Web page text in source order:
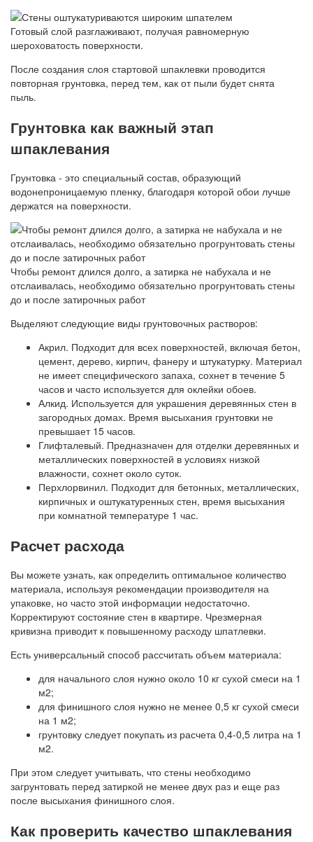
Готовый слой разглаживают, получая равномерную
шероховатость поверхности.
После создания слоя стартовой шпаклевки проводится
повторная грунтовка, перед тем, как от пыли будет снята
пыль.
Грунтовка как важный этап
шпаклевания
Грунтовка - это специальный состав, образующий
водонепроницаемую пленку, благодаря которой обои лучше
держатся на поверхности.
Чтобы ремонт длился долго, а затирка не набухала и не
отслаивалась, необходимо обязательно прогрунтовать стены
до и после затирочных работ
Выделяют следующие виды грунтовочных растворов:
Акрил. Подходит для всех поверхностей, включая бетон,
цемент, дерево, кирпич, фанеру и штукатурку. Материал
не имеет специфического запаха, сохнет в течение 5
часов и часто используется для оклейки обоев.
Алкид. Используется для украшения деревянных стен в
загородных домах. Время высыхания грунтовки не
превышает 15 часов.
Глифталевый. Предназначен для отделки деревянных и
металлических поверхностей в условиях низкой
влажности, сохнет около суток.
Перхлорвинил. Подходит для бетонных, металлических,
кирпичных и оштукатуренных стен, время высыхания
при комнатной температуре 1 час.
Расчет расхода
Вы можете узнать, как определить оптимальное количество
материала, используя рекомендации производителя на
упаковке, но часто этой информации недостаточно.
Корректируют состояние стен в квартире. Чрезмерная
кривизна приводит к повышенному расходу шпатлевки.
Есть универсальный способ рассчитать объем материала:
для начального слоя нужно около 10 кг сухой смеси на 1
м2;
для финишного слоя нужно не менее 0,5 кг сухой смеси
на 1 м2;
грунтовку следует покупать из расчета 0,4-0,5 литра на 1
м2.
При этом следует учитывать, что стены необходимо
загрунтовать перед затиркой не менее двух раз и еще раз
после высыхания финишного слоя.
Как проверить качество шпаклевания